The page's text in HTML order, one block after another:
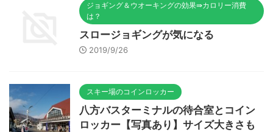
ジョギング＆ウオーキングの効果⇛カロリー消費
は？
スロージョギングが気になる
2019/9/26
スキー場のコインロッカー
八方バスターミナルの待合室とコイン
ロッカー【写真あり】サイズ大きさも